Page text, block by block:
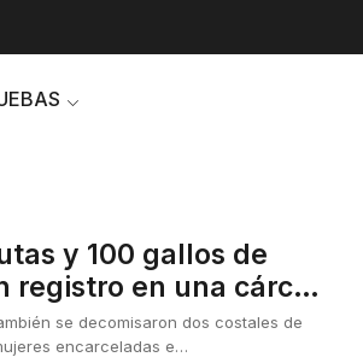
y 100 gallos de
registro en una cárcel
se decomisaron dos costales de
encarceladas e…